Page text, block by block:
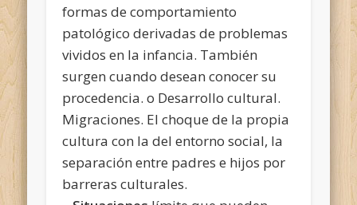
formas de comportamiento
patológico derivadas de problemas
vividos en la infancia. También
surgen cuando desean conocer su
procedencia. o Desarrollo cultural.
Migraciones. El choque de la propia
cultura con la del entorno social, la
separación entre padres e hijos por
barreras culturales.